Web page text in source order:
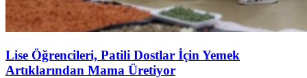
Lise Öğrencileri, Patili Dostlar İçin Yemek
Artıklarından Mama Üretiyor